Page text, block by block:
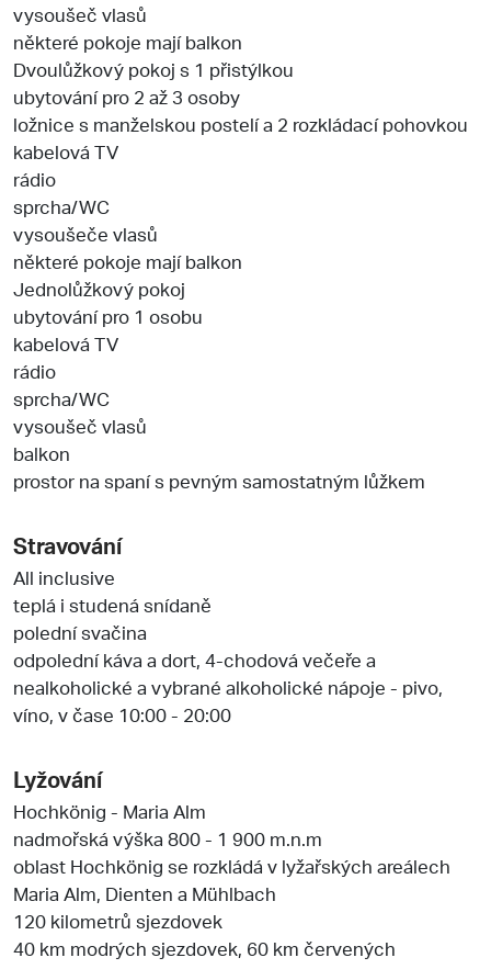
vysoušeč vlasů
některé pokoje mají balkon
Dvoulůžkový pokoj s 1 přistýlkou
ubytování pro 2 až 3 osoby
ložnice s manželskou postelí a 2 rozkládací pohovkou
kabelová TV
rádio
sprcha/WC
vysoušeče vlasů
některé pokoje mají balkon
Jednolůžkový pokoj
ubytování pro 1 osobu
kabelová TV
rádio
sprcha/WC
vysoušeč vlasů
balkon
prostor na spaní s pevným samostatným lůžkem
Stravování
All inclusive
teplá i studená snídaně
polední svačina
odpolední káva a dort, 4-chodová večeře a
nealkoholické a vybrané alkoholické nápoje - pivo,
víno, v čase 10:00 - 20:00
Lyžování
Hochkönig - Maria Alm
nadmořská výška 800 - 1 900 m.n.m
oblast Hochkönig se rozkládá v lyžařských areálech
Maria Alm, Dienten a Mühlbach
120 kilometrů sjezdovek
40 km modrých sjezdovek, 60 km červených